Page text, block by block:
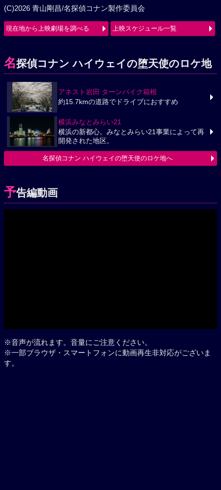
(C)2026 青山剛昌/名探偵コナン製作委員会
現在地から上映劇場を調べる 上映スケジュール一覧
名探偵コナン ハイウェイの堕天使のロケ地
アネスト岩田 ターンパイク箱根
約15.7kmの道路でドライブにおすすめ
横浜みなとみらい21
横浜の新都心。みなとみらい21事業によって再
開発された地区。
名探偵コナン ハイウェイの堕天使のロケ地へ
予告編動画
※音声が流れます。音量にご注意ください。
※一部ブラウザ・スマートフォンに動画再生非対応がございま
す。